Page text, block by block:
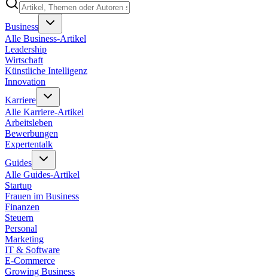
Business
Alle Business-Artikel
Leadership
Wirtschaft
Künstliche Intelligenz
Innovation
Karriere
Alle Karriere-Artikel
Arbeitsleben
Bewerbungen
Expertentalk
Guides
Alle Guides-Artikel
Startup
Frauen im Business
Finanzen
Steuern
Personal
Marketing
IT & Software
E-Commerce
Growing Business